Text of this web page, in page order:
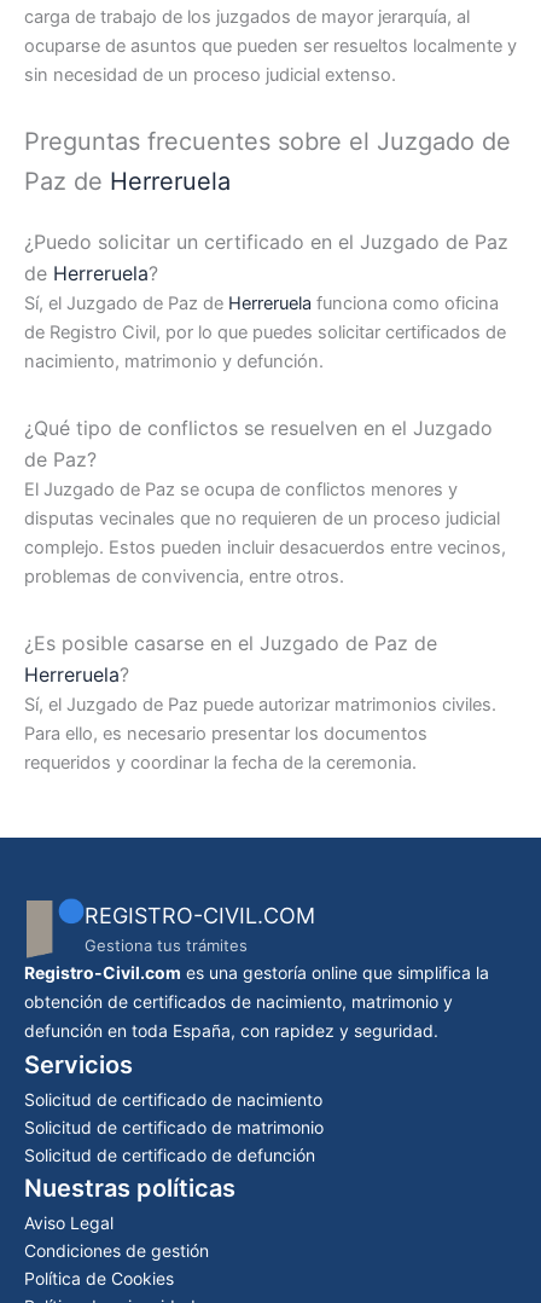
carga de trabajo de los juzgados de mayor jerarquía, al
ocuparse de asuntos que pueden ser resueltos localmente y
sin necesidad de un proceso judicial extenso.
Preguntas frecuentes sobre el Juzgado de
Paz de Herreruela
¿Puedo solicitar un certificado en el Juzgado de Paz
de Herreruela?
Sí, el Juzgado de Paz de Herreruela funciona como oficina
de Registro Civil, por lo que puedes solicitar certificados de
nacimiento, matrimonio y defunción.
¿Qué tipo de conflictos se resuelven en el Juzgado
de Paz?
El Juzgado de Paz se ocupa de conflictos menores y
disputas vecinales que no requieren de un proceso judicial
complejo. Estos pueden incluir desacuerdos entre vecinos,
problemas de convivencia, entre otros.
¿Es posible casarse en el Juzgado de Paz de
Herreruela?
Sí, el Juzgado de Paz puede autorizar matrimonios civiles.
Para ello, es necesario presentar los documentos
requeridos y coordinar la fecha de la ceremonia.
REGISTRO-CIVIL.COM
Gestiona tus trámites
Registro-Civil.com es una gestoría online que simplifica la
obtención de certificados de nacimiento, matrimonio y
defunción en toda España, con rapidez y seguridad.
Servicios
Solicitud de certificado de nacimiento
Solicitud de certificado de matrimonio
Solicitud de certificado de defunción
Nuestras políticas
Aviso Legal
Condiciones de gestión
Política de Cookies